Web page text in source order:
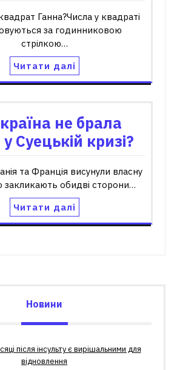
Ганна?Числа у квадраті
за годинниковою
стрілкою…
Читати далі
не брала
у Суецькій кризі?
та Франція висунули власну
закликають обидві сторони…
Читати далі
Новини
після інсульту є вирішальними для
відновлення